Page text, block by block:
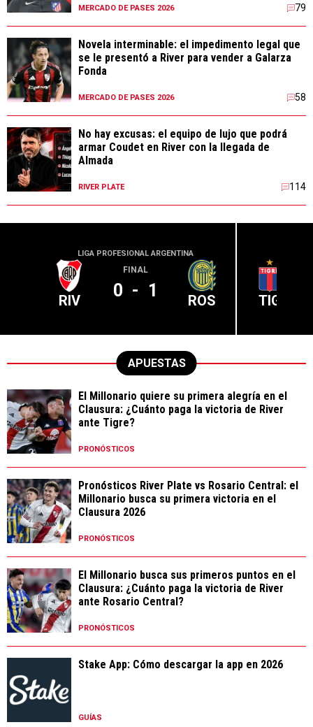
MERCADO DE PASES 2026 79
Novela interminable: el impedimento legal que
se le presentó a River para vender a Galarza
Fonda
MERCADO DE PASES 2026 58
No hay excusas: el equipo de lujo que podrá
armar Coudet en River con la llegada de
Almada
RIVER PLATE 114
LIGA PROFESIONAL ARGENTINA
RIV
FINAL
0 - 1 ROS TIG
APUESTAS
El Millonario quiere su primera alegría en el
Clausura: ¿Cuánto paga la victoria de River
ante Tigre?
PRONÓSTICOS
Pronósticos River Plate vs Rosario Central: el
Millonario busca su primera victoria en el
Clausura 2026
PRONÓSTICOS
El Millonario busca sus primeros puntos en el
Clausura: ¿Cuánto paga la victoria de River
ante Rosario Central?
PRONÓSTICOS
Stake App: Cómo descargar la app en 2026
GUÍAS